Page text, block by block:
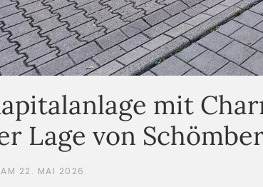
mit
Lage von
AM 22. MAI 2026 .